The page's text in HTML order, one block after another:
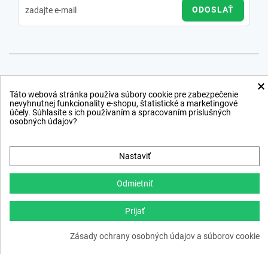
ODOSLAŤ
webdesign,ppc›netsuccess.sk
×
Táto webová stránka používa súbory cookie pre zabezpečenie
nevyhnutnej funkcionality e-shopu, štatistické a marketingové
účely. Súhlasíte s ich používaním a spracovaním príslušných
osobných údajov?
Nastaviť
Odmietniť
Prijať
Zásady ochrany osobných údajov a súborov cookie